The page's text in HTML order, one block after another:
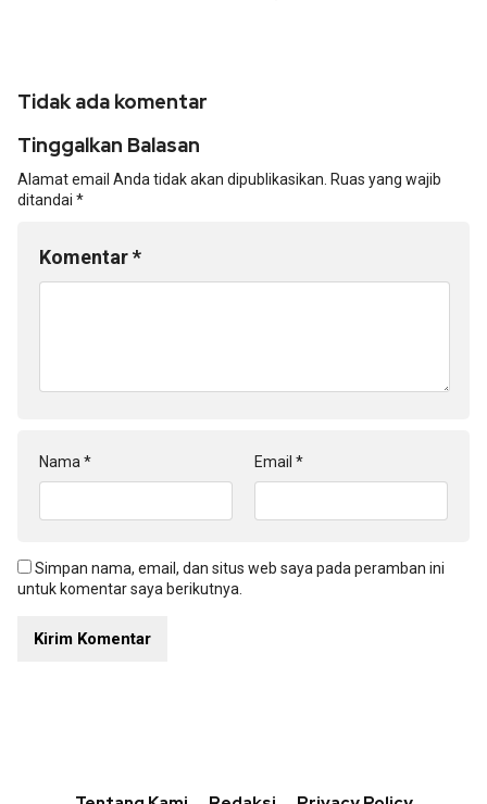
Tidak ada komentar
Tinggalkan Balasan
Alamat email Anda tidak akan dipublikasikan. Ruas yang wajib
ditandai *
Komentar*
Nama * Email *
Simpan nama, email, dan situs web saya pada peramban ini
untuk komentar saya berikutnya.